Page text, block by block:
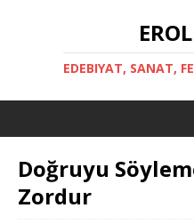
EDEBIYAT, SANAT,
Doğruyu
Zordur